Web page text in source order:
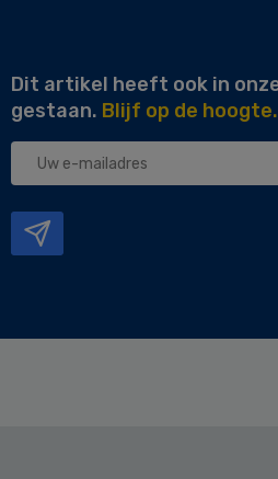
Dit artikel heeft ook in
gestaan. Blijf op de hoogte.
Uw